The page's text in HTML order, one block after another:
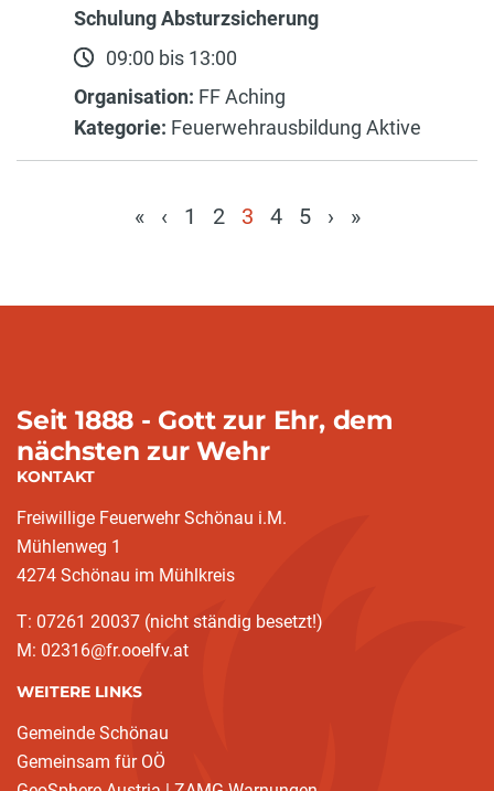
Schulung Absturzsicherung
09:00 bis 13:00
Organisation: FF Aching
Kategorie: Feuerwehrausbildung Aktive
« ‹ 1 2 3 4 5 › »
Seit 1888 - Gott zur Ehr, dem
nächsten zur Wehr
KONTAKT
Freiwillige Feuerwehr Schönau i.M.
Mühlenweg 1
4274 Schönau im Mühlkreis
T: 07261 20037 (nicht ständig besetzt!)
M: 02316@fr.ooelfv.at
WEITERE LINKS
Gemeinde Schönau
Gemeinsam für OÖ